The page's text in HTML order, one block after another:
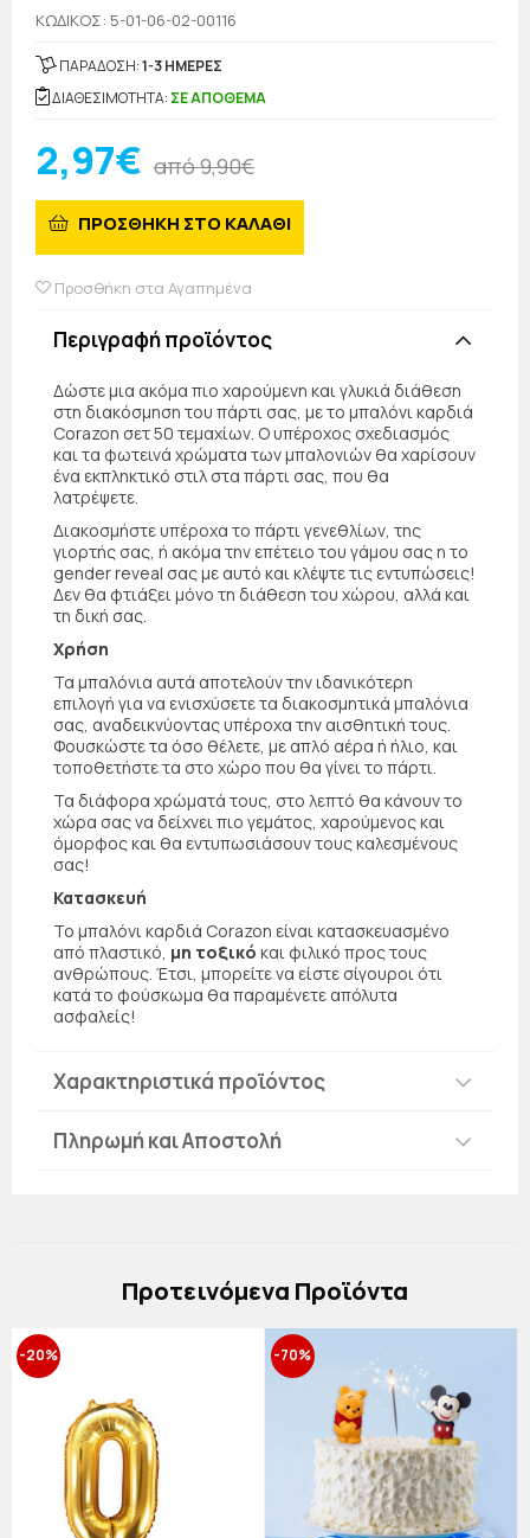
KΩΔΙΚΟΣ: 5-01-06-02-00116
ΠΑΡΑΔΟΣΗ:1-3 ΗΜΕΡΕΣ
ΔΙΑΘΕΣΙΜΟΤΗΤΑ: ΣΕ ΑΠΟΘΕΜΑ
2,97€ από 9,90€
ΠΡΟΣΘΗΚΗ ΣΤΟ ΚΑΛΑΘΙ
Προσθήκη στα Αγαπημένα
Περιγραφή προϊόντος
Δώστε μια ακόμα πιο χαρούμενη και γλυκιά διάθεση
στη διακόσμηση του πάρτι σας, με το μπαλόνι καρδιά
Corazon σετ 50 τεμαχίων. Ο υπέροχος σχεδιασμός
και τα φωτεινά χρώματα των μπαλονιών θα χαρίσουν
ένα εκπληκτικό στιλ στα πάρτι σας, που θα
λατρέψετε.
Διακοσμήστε υπέροχα το πάρτι γενεθλίων, της
γιορτής σας, ή ακόμα την επέτειο του γάμου σας η το
gender reveal σας με αυτό και κλέψτε τις εντυπώσεις!
Δεν θα φτιάξει μόνο τη διάθεση του χώρου, αλλά και
τη δική σας.
Χρήση
Τα μπαλόνια αυτά αποτελούν την ιδανικότερη
επιλογή για να ενισχύσετε τα διακοσμητικά μπαλόνια
σας, αναδεικνύοντας υπέροχα την αισθητική τους.
Φουσκώστε τα όσο θέλετε, με απλό αέρα ή ήλιο, και
τοποθετήστε τα στο χώρο που θα γίνει το πάρτι.
Τα διάφορα χρώματά τους, στο λεπτό θα κάνουν το
χώρα σας να δείχνει πιο γεμάτος, χαρούμενος και
όμορφος και θα εντυπωσιάσουν τους καλεσμένους
σας!
Κατασκευή
Το μπαλόνι καρδιά Corazon είναι κατασκευασμένο
από πλαστικό, μη τοξικό και φιλικό προς τους
ανθρώπους. Έτσι, μπορείτε να είστε σίγουροι ότι
κατά το φούσκωμα θα παραμένετε απόλυτα
ασφαλείς!
Χαρακτηριστικά προϊόντος
Πληρωμή και Αποστολή
Πρoτεινόμενα Προϊόντα
-20% -70%